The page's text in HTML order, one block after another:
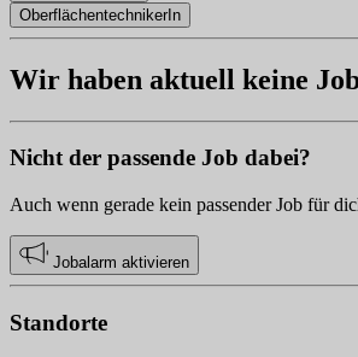
OberflächentechnikerIn
Wir haben aktuell keine
Nicht der passende Job dabei?
Auch wenn gerade kein passender Job für
Jobalarm aktivieren
Standorte